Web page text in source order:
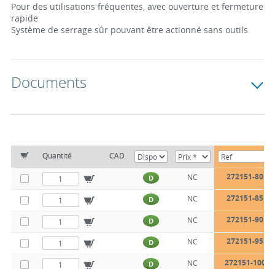
Pour des utilisations fréquentes, avec ouverture et fermeture
rapide
Système de serrage sûr pouvant être actionné sans outils
Documents
Quantité CAD
D NC 272151-80
D NC 272151-85
D NC 272151-90
D NC 272151-95
D NC 272151-100